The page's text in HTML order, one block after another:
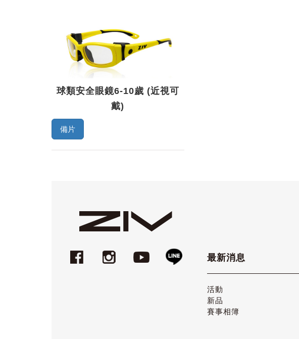
球類安全眼鏡6-10歲 (近視可
戴)
備片
最新消息
活動
新品
賽事相簿